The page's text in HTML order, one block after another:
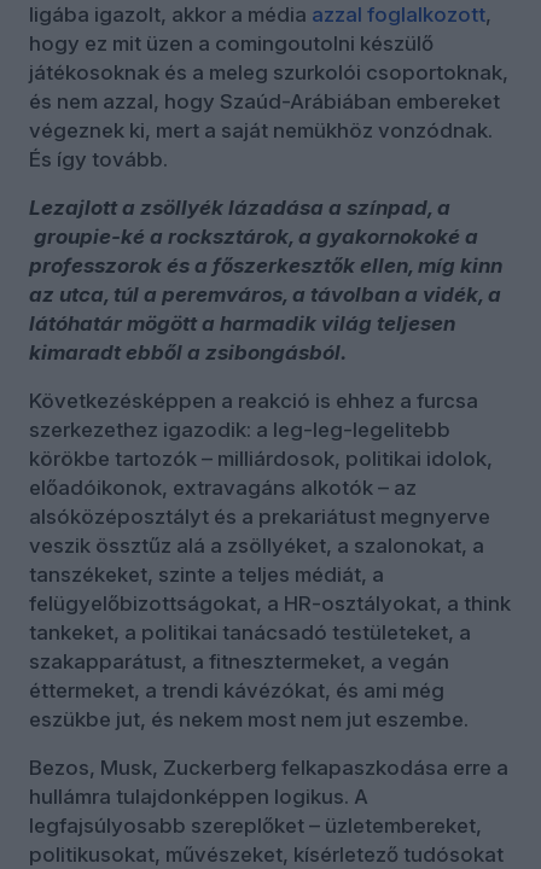
ligába igazolt, akkor a média azzal foglalkozott,
hogy ez mit üzen a comingoutolni készülő
játékosoknak és a meleg szurkolói csoportoknak,
és nem azzal, hogy Szaúd-Arábiában embereket
végeznek ki, mert a saját nemükhöz vonzódnak.
És így tovább.
Lezajlott a zsöllyék lázadása a színpad, a
groupie-ké a rocksztárok, a gyakornokoké a
professzorok és a főszerkesztők ellen, míg kinn
az utca, túl a peremváros, a távolban a vidék, a
látóhatár mögött a harmadik világ teljesen
kimaradt ebből a zsibongásból.
Következésképpen a reakció is ehhez a furcsa
szerkezethez igazodik: a leg-leg-legelitebb
körökbe tartozók – milliárdosok, politikai idolok,
előadóikonok, extravagáns alkotók – az
alsóközéposztályt és a prekariátust megnyerve
veszik össztűz alá a zsöllyéket, a szalonokat, a
tanszékeket, szinte a teljes médiát, a
felügyelőbizottságokat, a HR-osztályokat, a think
tankeket, a politikai tanácsadó testületeket, a
szakapparátust, a fitnesztermeket, a vegán
éttermeket, a trendi kávézókat, és ami még
eszükbe jut, és nekem most nem jut eszembe.
Bezos, Musk, Zuckerberg felkapaszkodása erre a
hullámra tulajdonképpen logikus. A
legfajsúlyosabb szereplőket – üzletembereket,
politikusokat, művészeket, kísérletező tudósokat